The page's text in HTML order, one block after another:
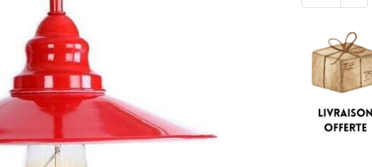
Murale
Vintage
Rouge
Chic